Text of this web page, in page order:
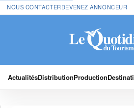
NOUS CONTACTERDEVENEZ ANNONCEUR
ActualitésDistributionProduction